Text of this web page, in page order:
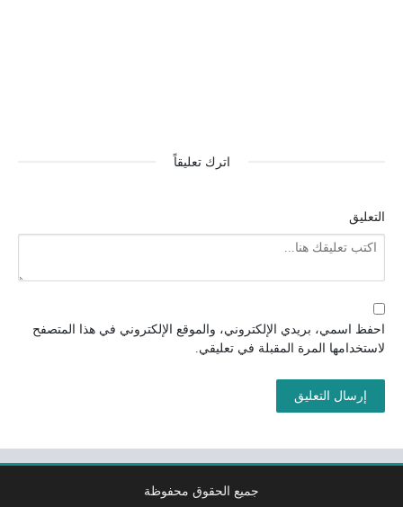
اترك تعليقاً
التعليق
احفظ اسمي، بريدي الإلكتروني، والموقع الإلكتروني في هذا المتصفح
لاستخدامها المرة المقبلة في تعليقي.
جميع الحقوق محفوظة